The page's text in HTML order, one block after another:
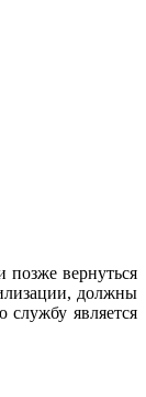
позже вернуться
должны
является